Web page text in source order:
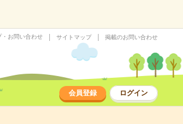
・お問い合わせ サイトマップ 掲載のお問い合わせ
会員登録 ログイン